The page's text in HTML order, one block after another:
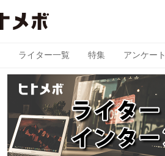
ライター一覧 特集 アンケート